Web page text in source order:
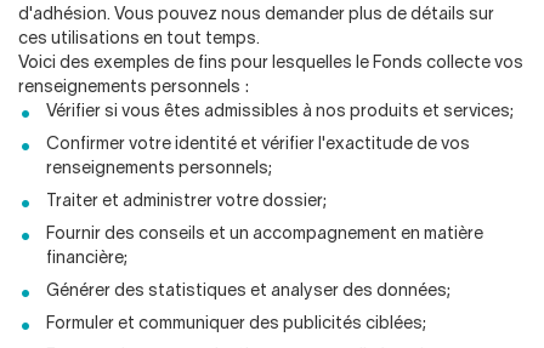
d'adhésion. Vous pouvez nous demander plus de détails sur
ces utilisations en tout temps.
Voici des exemples de fins pour lesquelles le Fonds collecte vos
renseignements personnels :
Vérifier si vous êtes admissibles à nos produits et services;
Confirmer votre identité et vérifier l'exactitude de vos
renseignements personnels;
Traiter et administrer votre dossier;
Fournir des conseils et un accompagnement en matière
financière;
Générer des statistiques et analyser des données;
Formuler et communiquer des publicités ciblées;